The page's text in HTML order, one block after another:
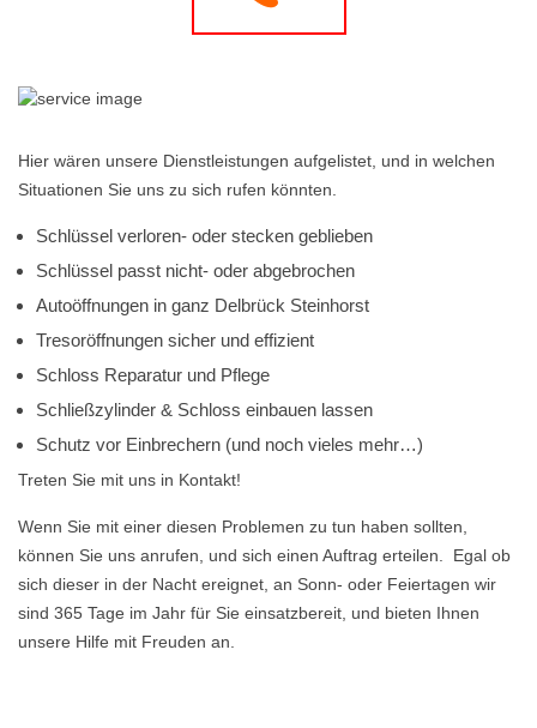
Hier wären unsere Dienstleistungen aufgelistet, und in welchen
Situationen Sie uns zu sich rufen könnten.
Schlüssel verloren- oder stecken geblieben
Schlüssel passt nicht- oder abgebrochen
Autoöffnungen in ganz Delbrück Steinhorst
Tresoröffnungen sicher und effizient
Schloss Reparatur und Pflege
Schließzylinder & Schloss einbauen lassen
Schutz vor Einbrechern (und noch vieles mehr…)
Treten Sie mit uns in Kontakt!
Wenn Sie mit einer diesen Problemen zu tun haben sollten,
können Sie uns anrufen, und sich einen Auftrag erteilen. Egal ob
sich dieser in der Nacht ereignet, an Sonn- oder Feiertagen wir
sind 365 Tage im Jahr für Sie einsatzbereit, und bieten Ihnen
unsere Hilfe mit Freuden an.